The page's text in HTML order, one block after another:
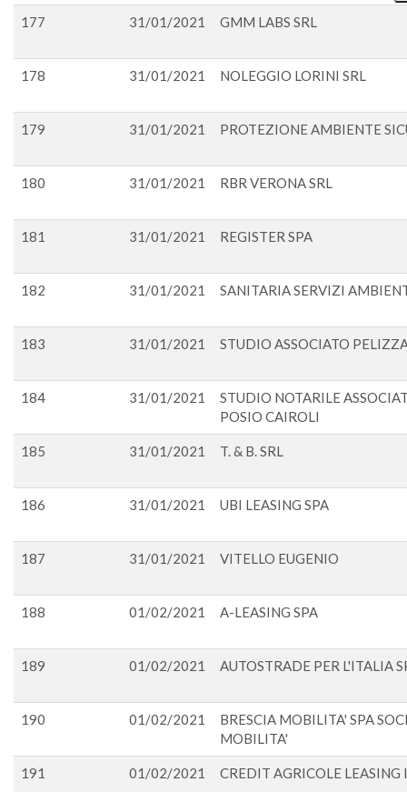
177 31/01/2021 GMM LABS SRL
178 31/01/2021 NOLEGGIO LORINI SRL
179 31/01/2021 PROTEZIONE AMBIENTE
180 31/01/2021 RBR VERONA SRL
181 31/01/2021 REGISTER SPA
182 31/01/2021 SANITARIA SERVIZI
183 31/01/2021 STUDIO ASSOCIATO
184 31/01/2021
STUDIO NOTARILE
POSIO CAIROLI
185 31/01/2021 T. & B. SRL
186 31/01/2021 UBI LEASING SPA
187 31/01/2021 VITELLO EUGENIO
188 01/02/2021 A-LEASING SPA
189 01/02/2021 AUTOSTRADE PER L'ITALIA
190 01/02/2021
BRESCIA MOBILITA' SPA
MOBILITA'
191 01/02/2021 CREDIT AGRICOLE LEASING